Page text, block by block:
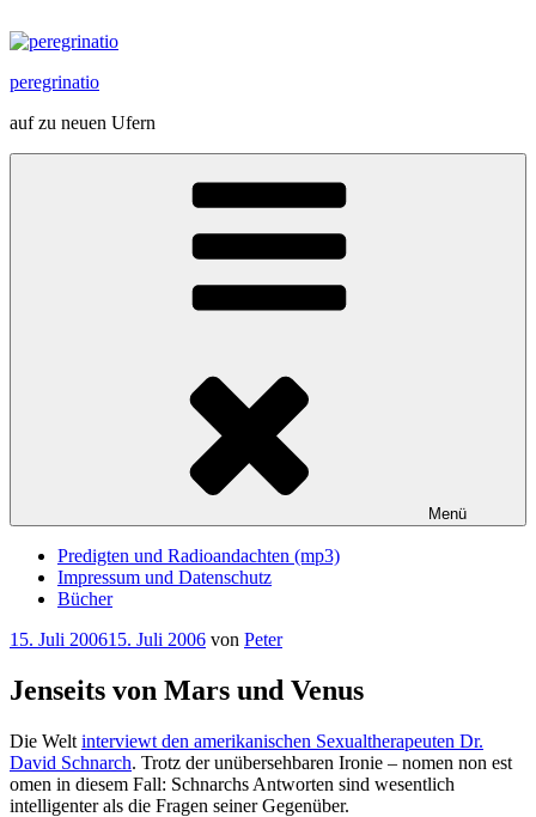
Inhalt
peregrinatio
auf zu neuen Ufern
Menü
Predigten und Radioandachten (mp3)
Impressum und Datenschutz
Bücher
Veröffentlicht
15. Juli 200615. Juli 2006 von Peter
Jenseits von Mars und Venus
Die Welt interviewt den amerikanischen Sexualtherapeuten Dr.
David Schnarch. Trotz der unübersehbaren Ironie – nomen non est
omen in diesem Fall: Schnarchs Antworten sind wesentlich
intelligenter als die Fragen seiner Gegenüber.